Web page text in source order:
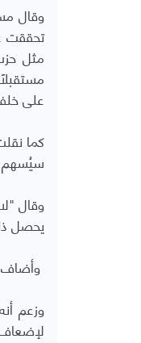
وقال
تحققت
مثل
على
كما
سيُسهم
وقال
يحصل
وأضاف
وزعم